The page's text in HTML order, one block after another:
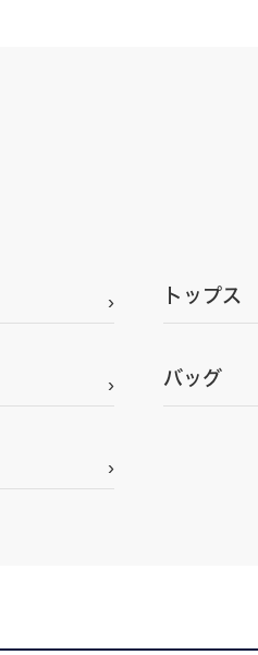
トップス
バッグ